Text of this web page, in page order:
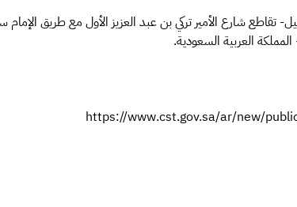
تقاطع شارع الأمير تركي بن عبد العزيز الأول مع طريق
https://www.cst.gov.sa/ar/new/